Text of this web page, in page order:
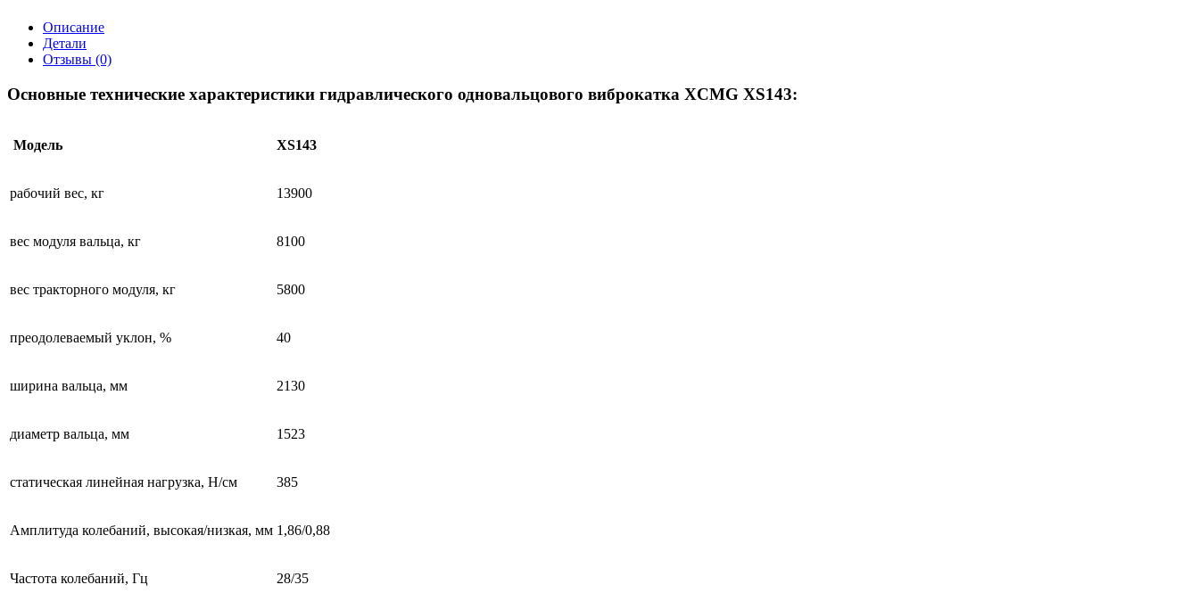
Описание
Детали
Отзывы (0)
Основные технические характеристики гидравлического одновальцового виброкатка XCMG XS143:
Модель XS143
рабочий вес, кг 13900
вес модуля вальца, кг 8100
вес тракторного модуля, кг 5800
преодолеваемый уклон, % 40
ширина вальца, мм 2130
диаметр вальца, мм 1523
статическая линейная нагрузка, Н/см 385
Амплитуда колебаний, высокая/низкая, мм 1,86/0,88
Частота колебаний, Гц 28/35